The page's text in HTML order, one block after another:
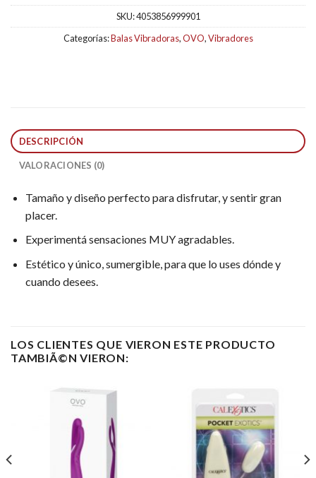
SKU:4053856999901
Categorías:Balas Vibradoras,OVO,Vibradores
DESCRIPCIÓN
VALORACIONES (0)
Tamaño y diseño perfecto para disfrutar, y sentir gran
placer.
Experimentá sensaciones MUY agradables.
Estético y único, sumergible, para que lo uses dónde y
cuando desees.
LOS CLIENTES QUE VIERON ESTE PRODUCTO
TAMBIÃ©N VIERON: